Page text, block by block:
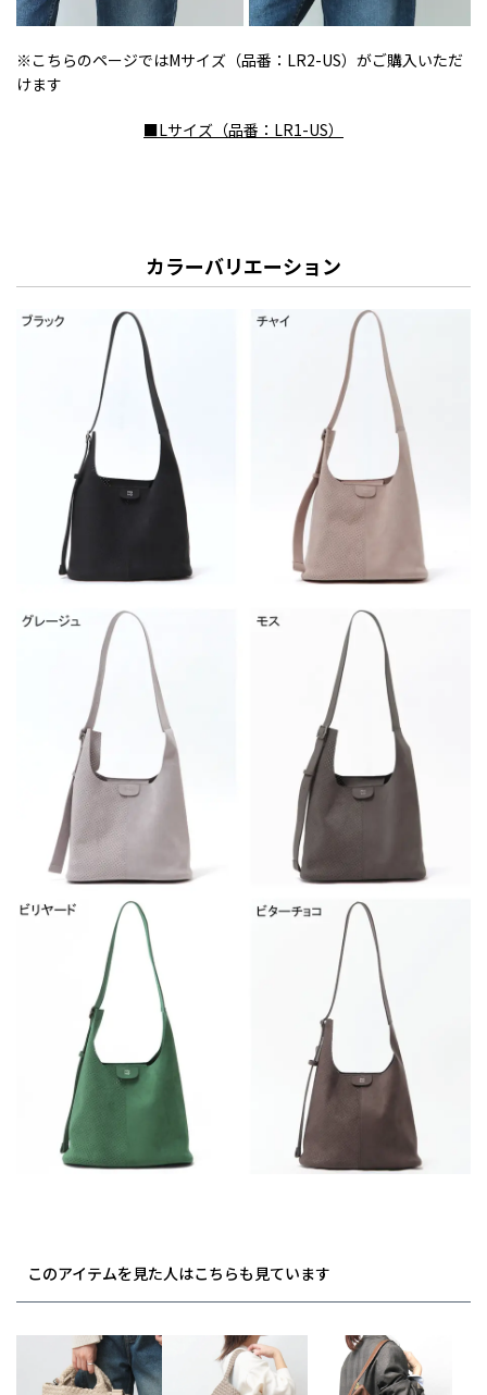
※こちらのページではMサイズ（品番：LR2-US）がご購入いただ
けます
■Lサイズ（品番：LR1-US）
カラーバリエーション
このアイテムを見た人はこちらも見ています